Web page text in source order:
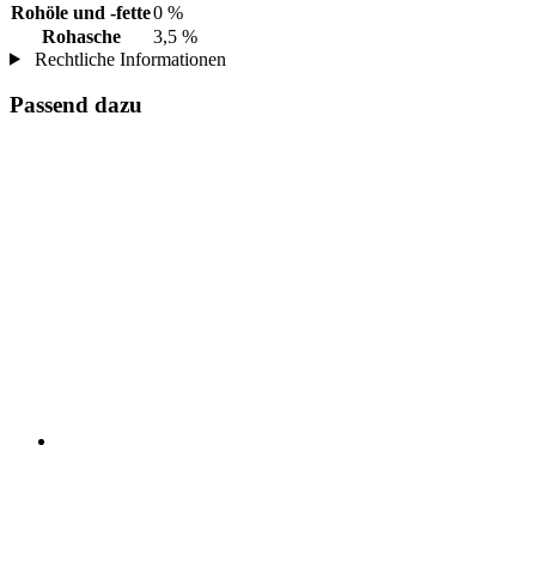
Rohöle und -fette0 %
Rohasche
3,5 %
Rechtliche Informationen
Passend dazu